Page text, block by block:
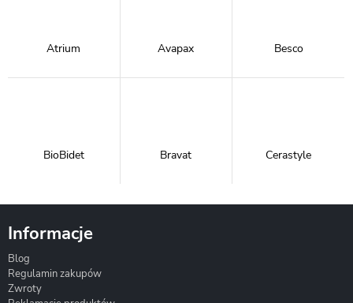
Atrium Avapax Besco
BioBidet Bravat Cerastyle
Informacje
Blog
Regulamin zakupów
Zwroty